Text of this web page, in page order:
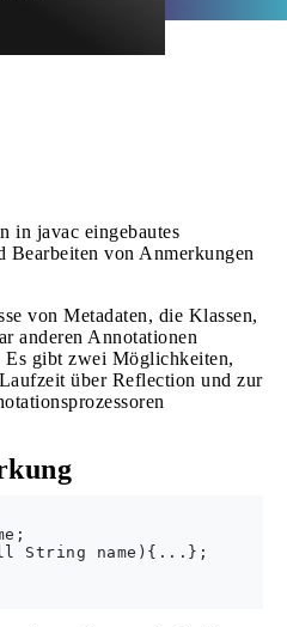
in javac eingebautes
Bearbeiten von Anmerkungen
von Metadaten, die Klassen,
anderen Annotationen
Es gibt zwei Möglichkeiten,
über Reflection und zur
String name){...};